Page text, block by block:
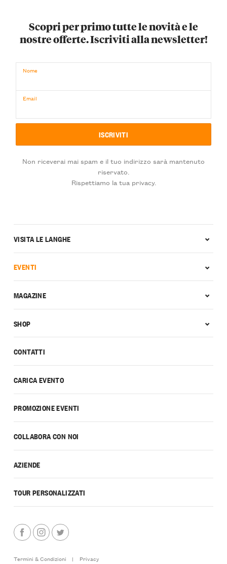
Scopri per primo tutte le novità e le
nostre offerte. Iscriviti alla newsletter!
Nome
Email
Non riceverai mai spam e il tuo indirizzo sarà mantenuto
riservato.
Rispettiamo la tua privacy.
CONTATTI
CARICA EVENTO
PROMOZIONE EVENTI
COLLABORA CON NOI
AZIENDE
TOUR PERSONALIZZATI
VISITA LE LANGHE
EVENTI
MAGAZINE
SHOP
Termini & Condizioni | Privacy